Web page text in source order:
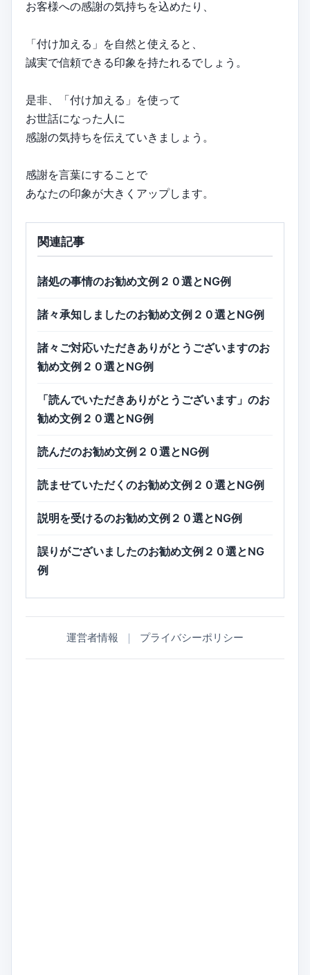
お客様への感謝の気持ちを込めたり、
「付け加える」を自然と使えると、
誠実で信頼できる印象を持たれるでしょう。
是非、「付け加える」を使って
お世話になった人に
感謝の気持ちを伝えていきましょう。
感謝を言葉にすることで
あなたの印象が大きくアップします。
関連記事
諸処の事情のお勧め文例２０選とNG例
諸々承知しましたのお勧め文例２０選とNG例
諸々ご対応いただきありがとうございますのお
勧め文例２０選とNG例
「読んでいただきありがとうございます」のお
勧め文例２０選とNG例
読んだのお勧め文例２０選とNG例
読ませていただくのお勧め文例２０選とNG例
説明を受けるのお勧め文例２０選とNG例
誤りがございましたのお勧め文例２０選とNG
例
運営者情報 ｜ プライバシーポリシー